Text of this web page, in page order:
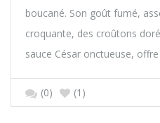
boucané. Son goût fumé,
croquante, des croûtons
sauce César onctueuse,
(0) (1)